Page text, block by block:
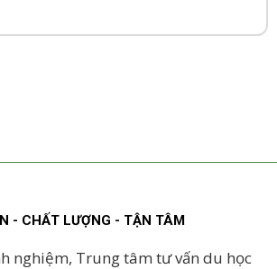
- CHẤT LƯỢNG - TẬN TÂM
nghiệm, Trung tâm tư vấn du học